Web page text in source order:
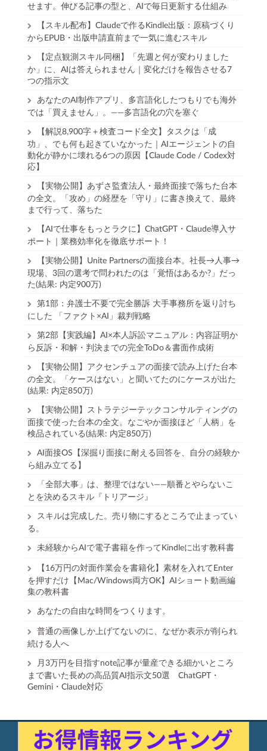
せます。伸びる記事の型と、AIで毎日更新する仕組み
【スキル配布】Claudeで作るKindle出版：原稿づくり
からEPUB・出版申請直前まで一気に進むスキル
【定点観測スキル同梱】「先週と何が変わりました
か」に、AIは答えられません｜変化だけを報告させる7
つの指示文
あなたのAI制作アプリ、多言語化したつもりでも海外
では「買えません」。——多言語化の穴を塞ぐ
【解説8,900字＋検査コード全文】タスクは「成
功」、でも何も起きていなかった｜AIエージェントの自
動化が静かに壊れる6つの原因【Claude Code / Codex対
応】
【実物公開】あずさ監査法人・最終面接で落ちた台本
の全文。「攻め」の経歴を「守り」に書き換えて、最終
まで行って、落ちた
【AIで仕事をもっとラクに】ChatGPT・Claude導入サ
ポート｜業務効率化を徹底サポート！
【実物公開】Unite Partnersの面接台本。社長→人事→
現場、3回の選考で問われたのは「覚悟はあるか?」だっ
た(結果: 内定900万)
第1部：弁護士不要で完全勝訴 大手事務所を返り討ち
にした 「ファクト×AI」裁判戦略
第2部【実践編】AI×本人訴訟マニュアル：内容証明か
ら反訴・和解・判決までの完全ToDo＆書面作成術
【実物公開】アクセンチュアの面接で読み上げた台本
の全文。「ケースはない」と聞いてたのにケースが出た
(結果: 内定850万)
【実物公開】ストラテジーテックコンサルティングの
面接で使った台本の全文。なごやか面接ほど「人柄」を
検品されている(結果: 内定850万)
AI面接OS【深掘り面接に耐える回答を、自分の経験か
ら組み立てる】
「全部大事」は、整理ではない——順番とやらないこ
とを決めるスキル『トリアージ』
スキルは完成した。売り物にするところで止まってい
る。
未経験からAIで電子書籍を作ってKindleに出す教科書
【16万円の対面作業会を書籍化】素材を入れてEnter
を押すだけ【Mac/Windows両方OK】AIショート動画編
集の教科書
あなたの自由な時間をつくります。
普通の画像しか上げてないのに、なぜか表示が削られ
続ける人へ
月3万円を目指すnote記事が量産できる細かいところ
まで書いた長めの高品質AI指示文50選 ChatGPT・
Gemini・Claude対応